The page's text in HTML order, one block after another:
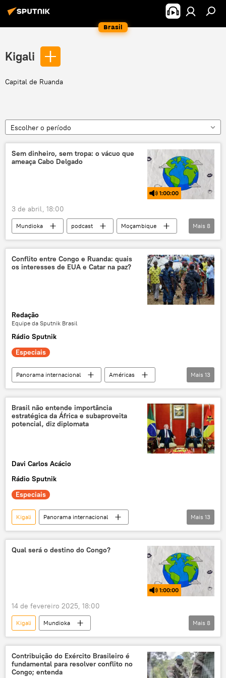
Brasil
Kigali
Capital de Ruanda
Escolher o período
Sem dinheiro, sem tropa: o vácuo que
ameaça Cabo Delgado
1:00:00
3 de abril, 18:00
Mundioka podcast
Moçambique
Ruanda
Estados Unidos
rádio
Uniao Europeia
EUA
sanções
segurança
República Democrática do Congo
Mais 8
Conflito entre Congo e Ruanda: quais
os interesses de EUA e Catar na paz?
Redação
Equipe da Sputnik Brasil
Rádio Sputnik
Especiais
Panorama internacional
Américas
Donald Trump
Catar
Ruanda
RDC
Oriente Médio e África
exclusiva
Estados Unidos
EUA
República Democrática do Congo
Mais 13
Brasil não entende importância
estratégica da África e subaproveita
potencial, diz diplomata
Davi Carlos Acácio
Rádio Sputnik
Especiais
Kigali
Panorama internacional
Celso Amorim
África
Brasil
Ruanda
Mercosul
Comunidade dos Países de Língua Portuguesa (CPLP)
diplomata
exclusiva
Mais 13
Qual será o destino do Congo?
1:00:00
14 de fevereiro 2025, 18:00
Kigali
Mundioka
República Democrática do Congo
RDC
África
rádio
podcast
conflito armado
Ruanda Kinshasa
Mais 8
Contribuição do Exército Brasileiro é
fundamental para resolver conflito no
Congo; entenda